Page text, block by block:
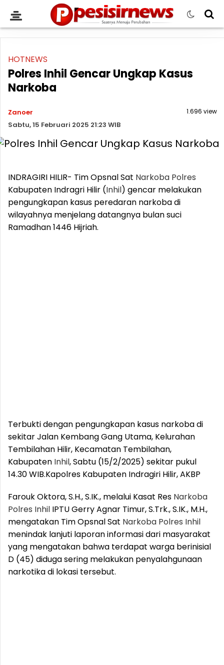
HOTNEWS
Polres Inhil Gencar Ungkap Kasus
Narkoba
Zanoer
Sabtu, 15 Februari 2025 21:23 WIB
1.696 view
INDRAGIRI HILIR- Tim Opsnal Sat Narkoba Polres
Kabupaten Indragri Hilir (Inhil) gencar melakukan
pengungkapan kasus peredaran narkoba di
wilayahnya menjelang datangnya bulan suci
Ramadhan 1446 Hijriah.
Terbukti dengan pengungkapan kasus narkoba di
sekitar Jalan Kembang Gang Utama, Kelurahan
Tembilahan Hilir, Kecamatan Tembilahan,
Kabupaten Inhil, Sabtu (15/2/2025) sekitar pukul
14.30 WIB.Kapolres Kabupaten Indragiri Hilir, AKBP
Farouk Oktora, S.H., S.IK., melalui Kasat Res Narkoba
Polres Inhil IPTU Gerry Agnar Timur, S.Trk., S.IK., M.H.,
mengatakan Tim Opsnal Sat Narkoba Polres Inhil
menindak lanjuti laporan informasi dari masyarakat
yang mengatakan bahwa terdapat warga berinisial
D (45) diduga sering melakukan penyalahgunaan
narkotika di lokasi tersebut.